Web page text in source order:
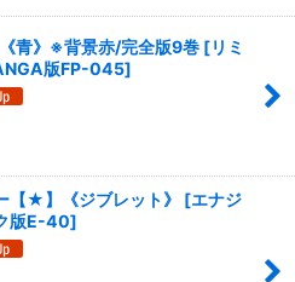
青》※背景赤/完全版9巻 [リミ
版FP-045]
【★】《ジブレット》 [エナジ
版E-40]